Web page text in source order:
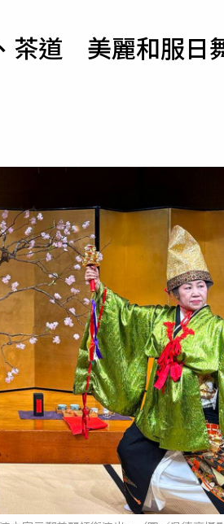
運勢
茶道 美麗和服日